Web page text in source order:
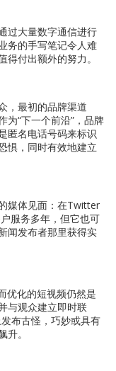
过大量数字通信进行
务的手写笔记令人难
付出额外的努力。
，最初的品牌渠道
为“下一个前沿”，品牌
匿名电话号码来标识
惧，同时有效地建立
媒体见面：在Twitter
服务多年，但它也可
闻发布者那里获得实
优化的短视频仍然是
与观众建立即时联
布古怪，巧妙或具有
。